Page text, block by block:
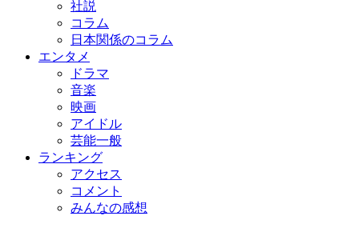
社説
コラム
日本関係のコラム
エンタメ
ドラマ
音楽
映画
アイドル
芸能一般
ランキング
アクセス
コメント
みんなの感想